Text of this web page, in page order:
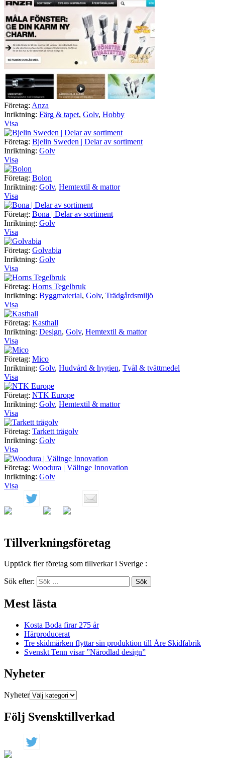
Företag: Anza
Inriktning: Färg & tapet, Golv, Hobby
Visa
Företag: Bjelin Sweden | Delar av sortiment
Inriktning: Golv
Visa
Företag: Bolon
Inriktning: Golv, Hemtextil & mattor
Visa
Företag: Bona | Delar av sortiment
Inriktning: Golv
Visa
Företag: Golvabia
Inriktning: Golv
Visa
Företag: Horns Tegelbruk
Inriktning: Byggmaterial, Golv, Trädgårdsmiljö
Visa
Företag: Kasthall
Inriktning: Design, Golv, Hemtextil & mattor
Visa
Företag: Mico
Inriktning: Golv, Hudvård & hygien, Tvål & tvättmedel
Visa
Företag: NTK Europe
Inriktning: Golv, Hemtextil & mattor
Visa
Företag: Tarkett trägolv
Inriktning: Golv
Visa
Företag: Woodura | Välinge Innovation
Inriktning: Golv
Visa
Tillverkningsföretag
Upptäck fler företag som tillverkar i Sverige :
Sök efter: Sök
Mest lästa
Kosta Boda firar 275 år
Härproducerat
Tre skidmärken flyttar sin produktion till Åre Skidfabrik
Svenskt Tenn visar ”Närodlad design”
Nyheter
Nyheter
Följ Svensktillverkad